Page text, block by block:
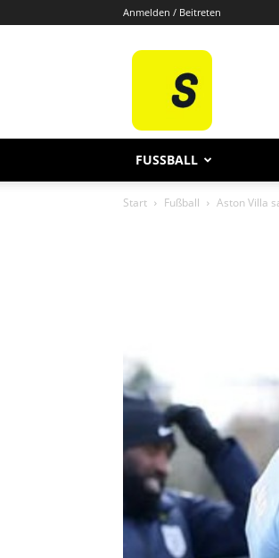
Anmelden / Beitreten
Sporten
FUSSBALL
Start Fußball Aston Villa